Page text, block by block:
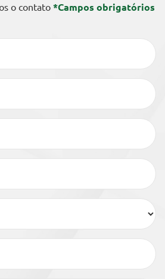
o contato *Campos obrigatórios